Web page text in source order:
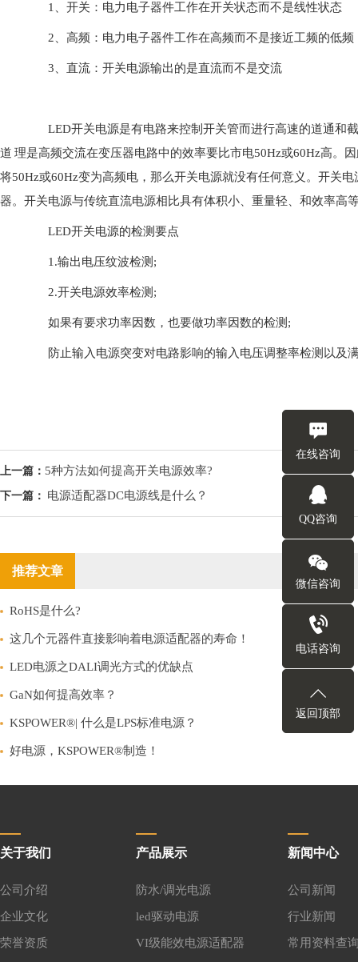
1、开关：电力电子器件工作在开关状态而不是线性状态
2、高频：电力电子器件工作在高频而不是接近工频的低频
3、直流：开关电源输出的是直流而不是交流
LED开关电源是有电路来控制开关管而进行高速的道通和截
道 理是高频交流在变压器电路中的效率要比市电50Hz或60Hz高。
将50Hz或60Hz变为高频电，那么开关电源就没有任何意义。开关
器。开关电源与传统直流电源相比具有体积小、重量轻、和效率高
LED开关电源的检测要点
1.输出电压纹波检测;
2.开关电源效率检测;
如果有要求功率因数，也要做功率因数的检测;
防止输入电源突变对电路影响的输入电压调整率检测以及
上一篇： 5种方法如何提高开关电源效率?
下一篇： 电源适配器DC电源线是什么？
推荐文章
RoHS是什么?
这几个元器件直接影响着电源适配器的寿命！
LED电源之DALI调光方式的优缺点
GaN如何提高效率？
KSPOWER®| 什么是LPS标准电源？
好电源，KSPOWER®制造！
在线咨询
QQ咨询
微信咨询
电话咨询
返回顶部
关于我们
公司介绍
企业文化
荣誉资质
产品展示
防水/调光电源
led驱动电源
VI级能效电源适配器
新闻中心
公司新闻
行业新闻
常用资料查